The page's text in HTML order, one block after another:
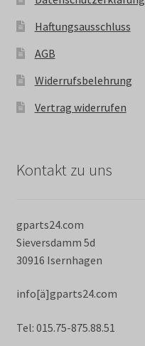
Haftungsausschluss
AGB
Widerrufsbelehrung
Vertrag widerrufen
Kontakt zu uns
gparts24.com
Sieversdamm 5d
30916 Isernhagen
info[ä]gparts24.com
Tel: 015.75-875.88.51